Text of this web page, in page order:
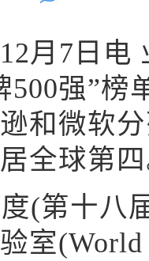
月7日电
500强”榜
和微软
全球第
第十八届
室